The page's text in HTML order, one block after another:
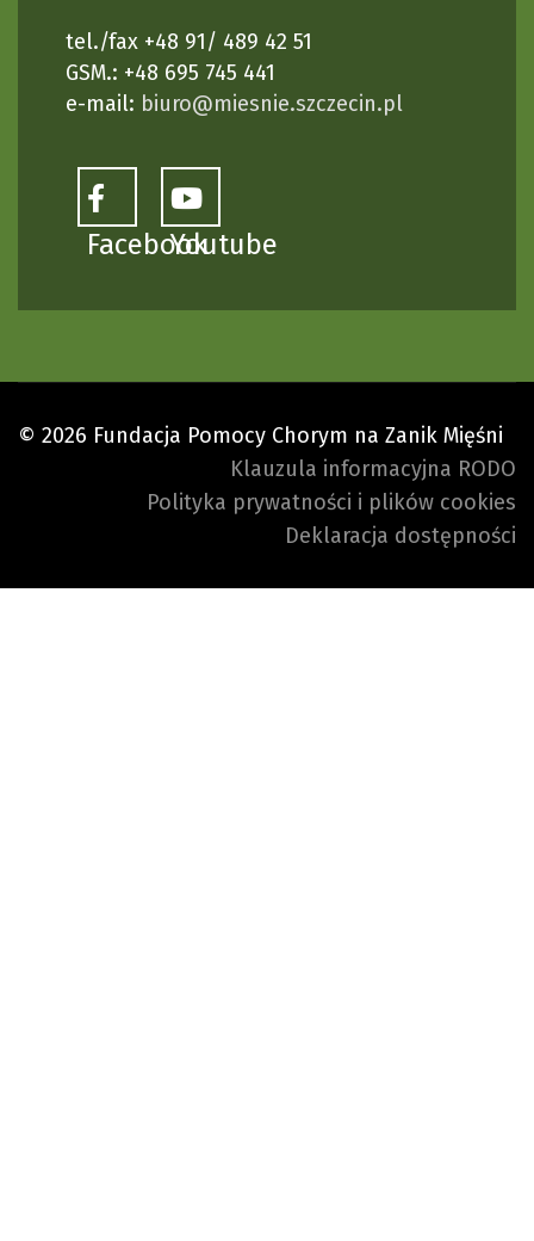
tel./fax +48 91/ 489 42 51
GSM.: +48 695 745 441
e-mail: biuro@miesnie.szczecin.pl
FacebookYoutube
© 2026 Fundacja Pomocy Chorym na Zanik Mięśni
Klauzula informacyjna RODO
Polityka prywatności i plików cookies
Deklaracja dostępności